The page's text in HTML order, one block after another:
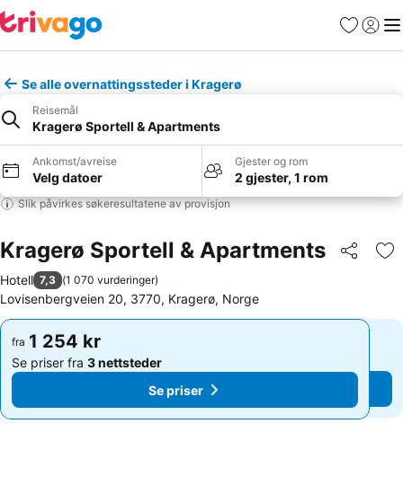
Favoritter
Logg
Se alle overnattingssteder i Kragerø
Reisemål
Kragerø Sportell & Apartments
Ankomst/avreise
Velg datoer
Gjester og rom
2 gjester, 1 rom
Slik påvirkes søkeresultatene av provisjon
Kragerø Sportell & Apartments Del
Hotell 7,3 (1 070 vurderinger)
Lovisenbergveien 20, 3770, Kragerø, Norge
fra 1 254 kr
Se priser fra 3 nettsteder
Se priser
fra 1 254 kr
Se priser fra 3 nettsteder
Se priser